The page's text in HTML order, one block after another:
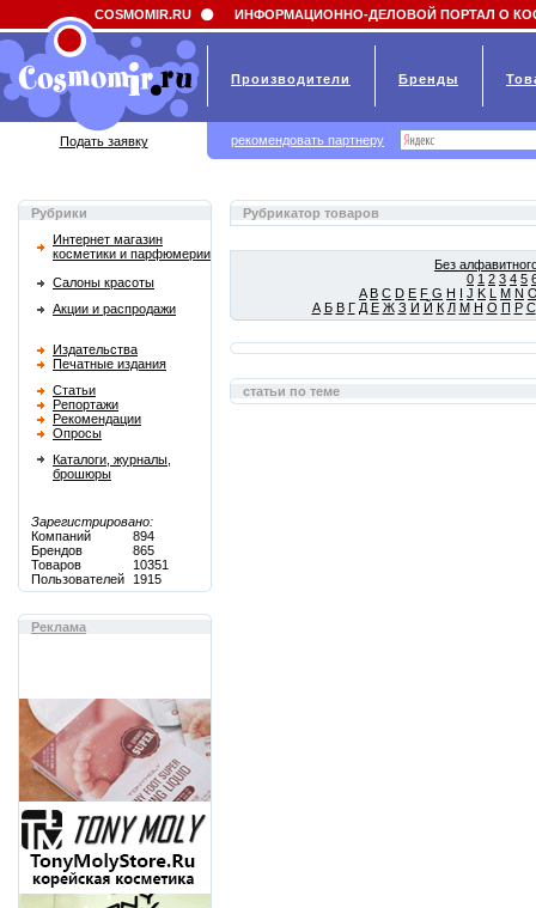
Field 'news_title' doesn't have a default value
Рубрики
Интернет магазин
косметики и парфюмерии
Салоны красоты
Акции и распродажи
Издательства
Печатные издания
Статьи
Репортажи
Рекомендации
Опросы
Каталоги, журналы,
брошюры
Зарегистрировано:
Компаний
894
Брендов
865
Товаров
10351
Пользователей
1915
Реклама
Рубрикатор товаров
Без
0 1 2 3 4 5
A B C D E F G H I J K L M N
А Б В Г Д Е Ж З И Й К Л М Н О П Р С
статьи по теме
COSMOMIR.RU ИНФОРМАЦИОННО-ДЕЛОВОЙ ПОРТАЛ О
Производители Бренды
Подать заявку рекомендовать партнеру